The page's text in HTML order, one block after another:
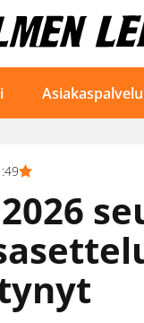
Asiakaspalvelu